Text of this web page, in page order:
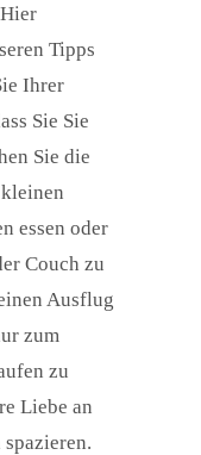
Tipps
Ihrer
Sie Sie
Sie die
essen oder
Couch zu
Ausflug
zum
zu
Liebe an
spazieren.